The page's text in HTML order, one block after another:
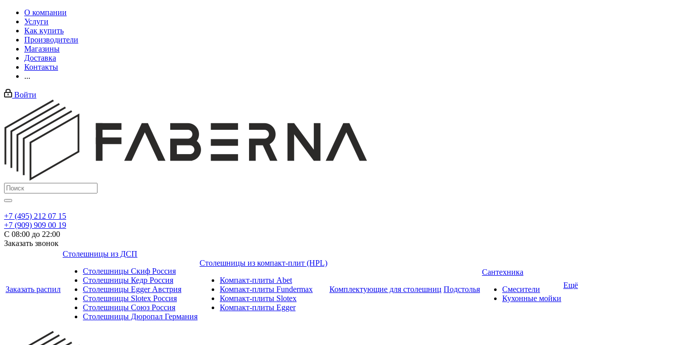
О компании
Услуги
Как купить
Производители
Магазины
Доставка
Контакты
...
Войти
+7 (495) 212 07 15
+7 (909) 909 00 19
С 08:00 до 22:00
Заказать звонок
Заказать распил
Столешницы из ДСП
Столешницы Скиф Россия
Столешницы Кедр Россия
Столешницы Egger Австрия
Столешницы Slotex Россия
Столешницы Союз Россия
Столешницы Дюропал Германия
Столешницы из компакт-плит (HPL)
Компакт-плиты Abet
Компакт-плиты Fundermax
Компакт-плиты Slotex
Компакт-плиты Egger
Комплектующие для столешниц Подстолья
Сантехника
Смесители
Кухонные мойки
Ещё